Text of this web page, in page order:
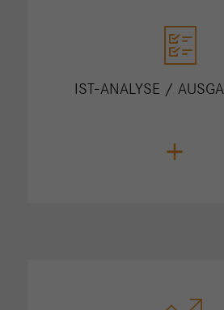
IST-ANALYSE /
+